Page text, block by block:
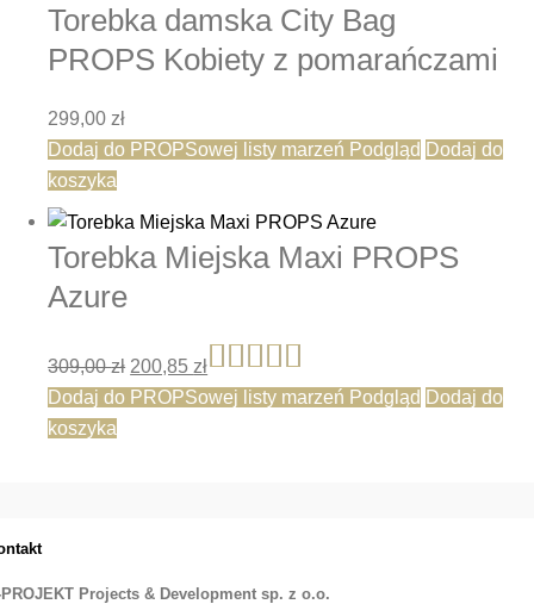
Torebka damska City Bag
PROPS Kobiety z pomarańczami
299,00 zł
Dodaj do PROPSowej listy marzeń Podgląd Dodaj do
koszyka
Torebka Miejska Maxi PROPS
Azure
309,00zł
Pierwotna cena wynosiła: 309,00 zł.
200,85 zł
Oceniono
Dodaj do PROPSowej listy marzeń Podgląd Dodaj do
koszyka
Projects & Development sp. z o.o.